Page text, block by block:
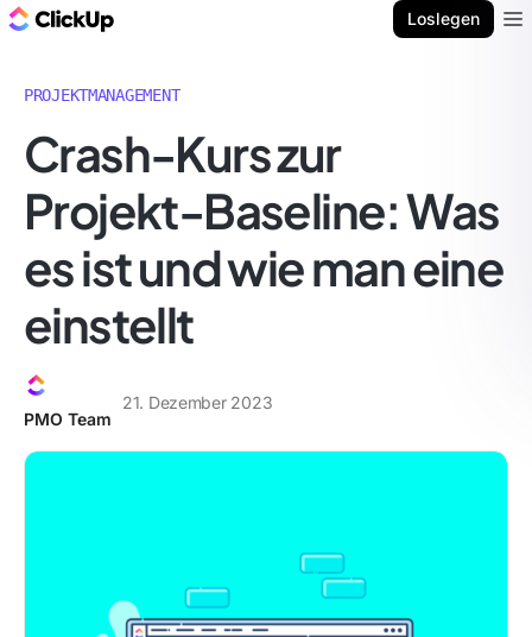
Loslegen
PROJEKTMANAGEMENT
Crash-Kurs zur
Projekt-Baseline: Was
es ist und wie man eine
einstellt
PMO Team
21. Dezember 2023